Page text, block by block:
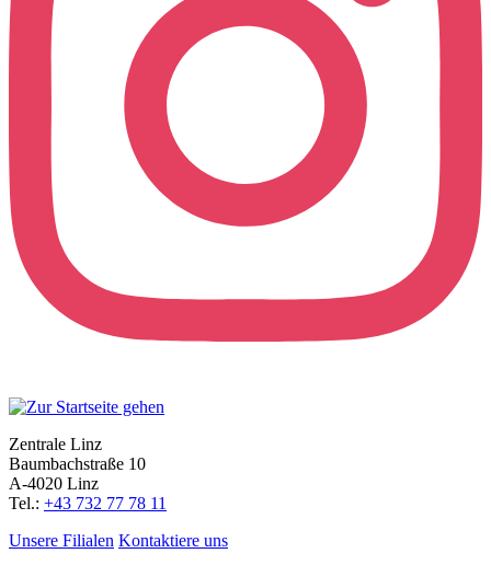
Zentrale Linz
Baumbachstraße 10
A-4020 Linz
Tel.: +43 732 77 78 11
Unsere Filialen Kontaktiere uns